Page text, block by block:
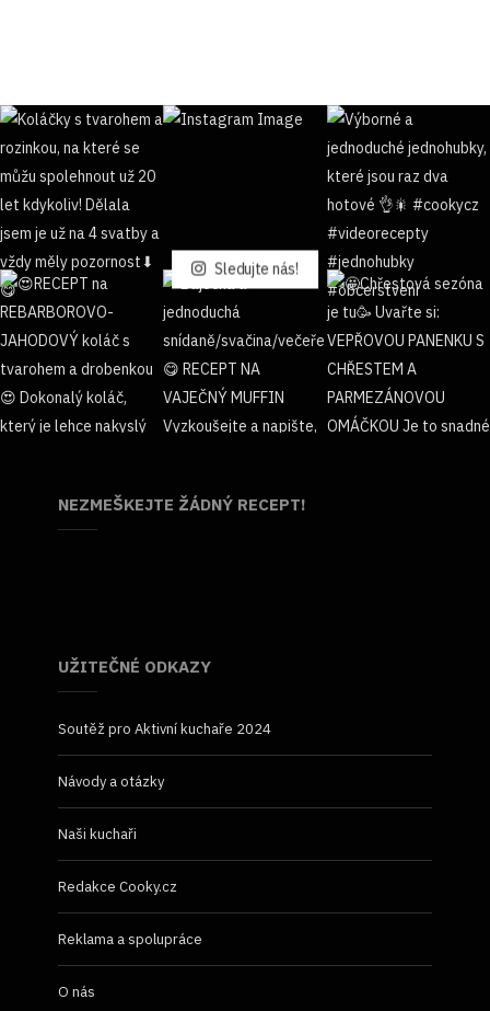
Sledujte nás!
NEZMEŠKEJTE ŽÁDNÝ RECEPT!
UŽITEČNÉ ODKAZY
Soutěž pro Aktivní kuchaře 2024
Návody a otázky
Naši kuchaři
Redakce Cooky.cz
Reklama a spolupráce
O nás